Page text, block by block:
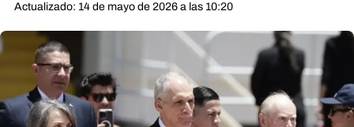
Actualizado: 14 de mayo de 2026 a las 10:20